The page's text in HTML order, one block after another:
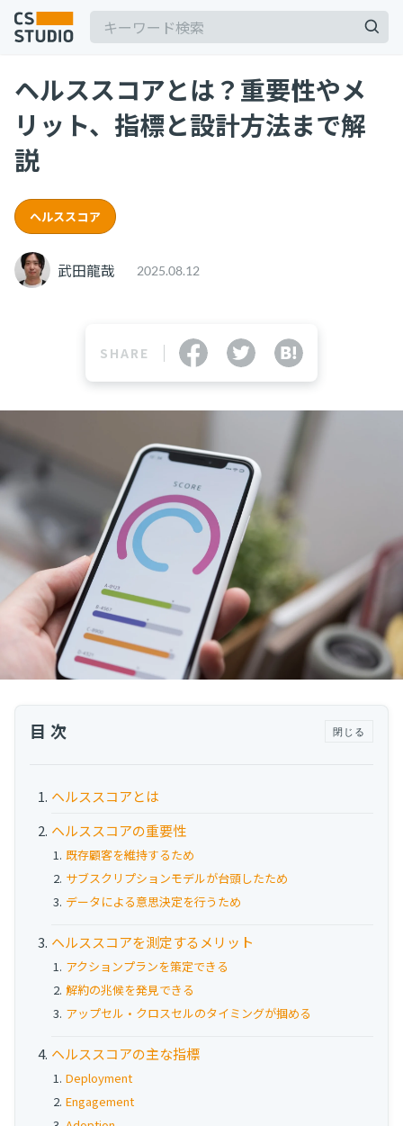
コンサル・トレーニング
CS人材育成プログラム
運用代行・人材派遣
カスタマーサクセス人材派遣・常駐
カスタマーサクセスBPO
既存営業 AI BPO
カスタマーサポート代行
多言語カスタマーサポート対応
CSツール導入・運用支援
ツール選定・運用支援
Zendesk導入支援
お役立ち資料
事例
セミナー
メルマガ登録
相談する
ヘルススコアとは？重要性やメ
リット、指標と設計方法まで解
説
ヘルススコア
武田龍哉 2025.08.12
SHARE
ヘルススコアとは
ヘルススコアの重要性
既存顧客を維持するため
サブスクリプションモデルが台頭したため
データによる意思決定を行うため
ヘルススコアを測定するメリット
アクションプランを策定できる
解約の兆候を発見できる
アップセル・クロスセルのタイミングが掴める
ヘルススコアの主な指標
Deployment
Engagement
目次 閉じる